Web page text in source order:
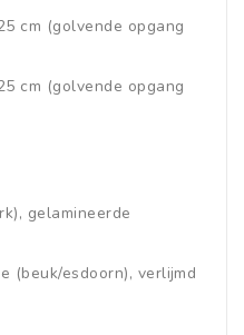
cm (golvende opgang
cm (golvende opgang
gelamineerde
(beuk/esdoorn), verlijmd